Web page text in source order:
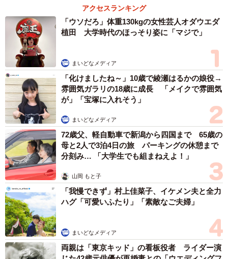
保護当初、生後推定2、3カ月のころ。飼い主さんの姉宅で過ごしていた
時期のまめたろくん（画像提供：まめたろさん）
顎の怪我はひどく、ワイヤで固定する手術が必要でした。
獣医からは、顎の状態からして「頭に上からの衝撃が加わ
った可能性がある」と伝えられたといいます。
「頭を打っていたため、保護から数日間はもしかしたら急
変するのではないかと心配でした。また、片方の前足がな
いことで体のバランスを崩しやすく、うんちをよく踏んで
しまって、家のいろんなところにうんちがついていたこと
も。それでも、すくすくと元気に成長してくれました」
2匹の先住猫を老衰で見送ってから2年。再び猫と過ごす
アクセスランキング
「ウソだろ」体重130kgの女性芸人オダウエダ
植田 大学時代のほっそり姿に「マジで」
まいどなメディア
「化けましたね～」10歳で綾瀬はるかの娘役→
雰囲気ガラリの18歳に成長 「メイクで雰囲気
が」「宝塚に入れそう」
まいどなメディア
72歳父、軽自動車で新潟から四国まで 65歳の
母と2人で3泊4日の旅 パーキングの休憩まで
分刻み… 「大学生でも組まねえよ！」
山岡 もと子
「我慢できず」村上佳菜子、イケメン夫と全力
ハグ「可愛いふたり」「素敵なご夫婦」
まいどなメディア
両親は「東京キッド」の看板役者 ライダー演